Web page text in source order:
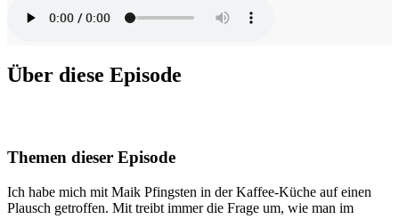
Über diese Episode
Themen dieser Episode
Ich habe mich mit Maik Pfingsten in der Kaffee-Küche auf einen
Plausch getroffen. Mit treibt immer die Frage um, wie man im